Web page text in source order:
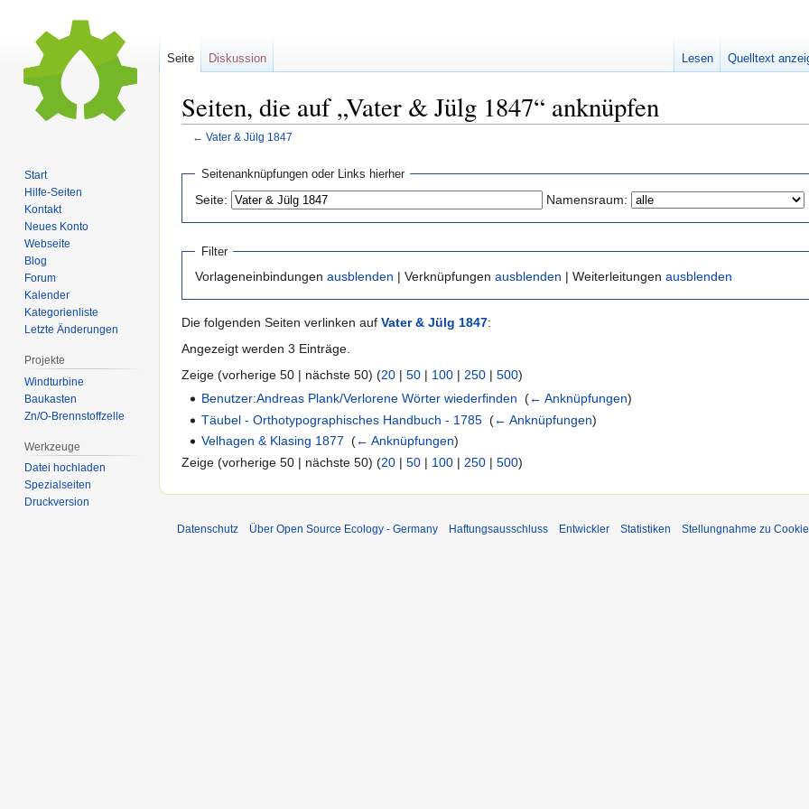
Seiten, die auf „Vater & Jülg 1847“ anknüpfen
← Vater & Jülg 1847
Navigation
springen
springen
Seitenanknüpfungen oder Links hierher
Seite: Namensraum:
Filter
Vorlageneinbindungen ausblenden | Verknüpfungen ausblenden | Weiterleitungen ausblenden
Die folgenden Seiten verlinken auf Vater & Jülg 1847:
Angezeigt werden 3 Einträge.
Zeige (vorherige 50 | nächste 50) (20 | 50 | 100 | 250 | 500)
Benutzer:Andreas Plank/Verlorene Wörter wiederfinden ‎(← Anknüpfungen)
Täubel - Orthotypographisches Handbuch - 1785 ‎(← Anknüpfungen)
Velhagen & Klasing 1877 ‎(← Anknüpfungen)
Zeige (vorherige 50 | nächste 50) (20 | 50 | 100 | 250 | 500)
Seite Diskussion Lesen Quelltext
Start
Hilfe-Seiten
Kontakt
Neues Konto
Webseite
Blog
Forum
Kalender
Kategorienliste
Letzte Änderungen
Projekte
Windturbine
Baukasten
Zn/O-Brennstoffzelle
Werkzeuge
Datei hochladen
Spezialseiten
Druckversion
Datenschutz Über Open Source Ecology - Germany Haftungsausschluss Entwickler Statistiken Stellungnahme zu